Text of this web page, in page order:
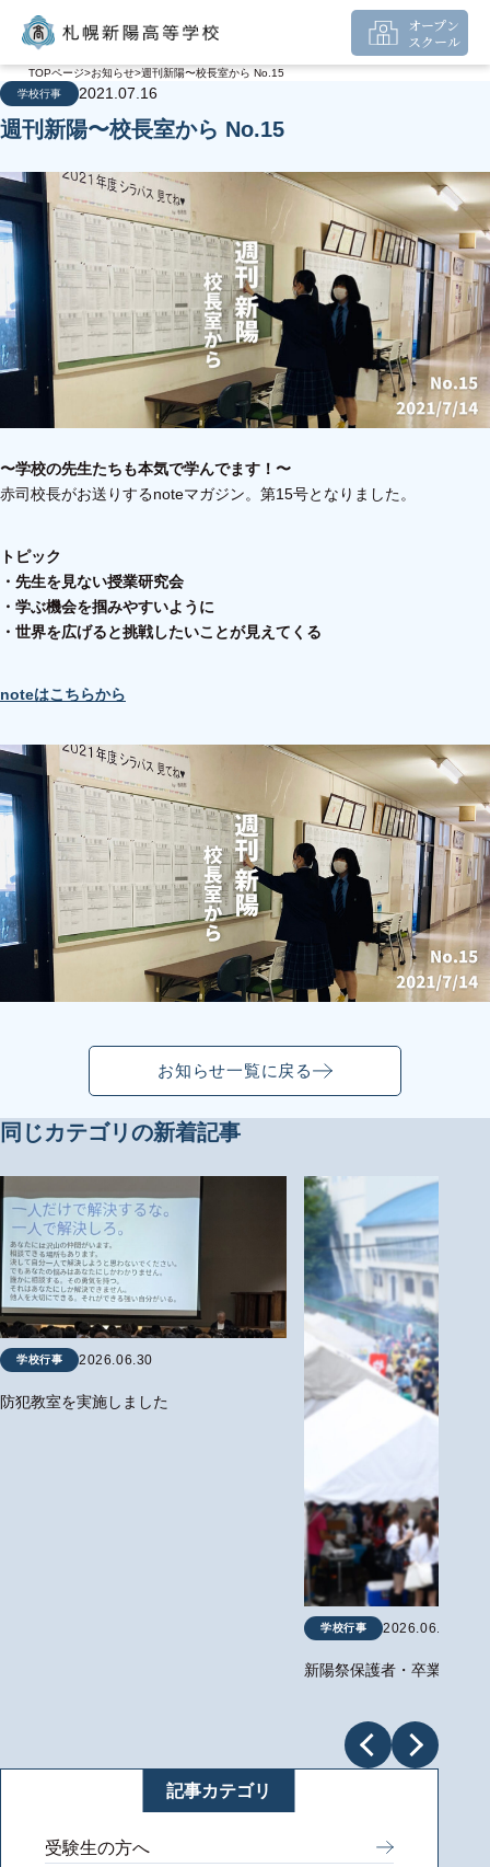
オープン
スクール
TOPページ お知らせ 週刊新陽〜校長室から No.15
学校行事
2021.07.16
週刊新陽〜校長室から No.15
〜学校の先生たちも本気で学んでます！ 〜
赤司校長がお送りするnoteマガジン。第15号となりました。
トピック
・先生を見ない授業研究会
・学ぶ機会を掴みやすいように
・世界を広げると挑戦したいことが見えてくる
noteはこちらから
お知らせ一覧に戻る
記事カテゴリ
受験生の方へ
同じカテゴリの新着記事
学校行事 2026.06.30
防犯教室を実施しました
学校行事 2026.06.19
新陽祭保護者・卒業生来